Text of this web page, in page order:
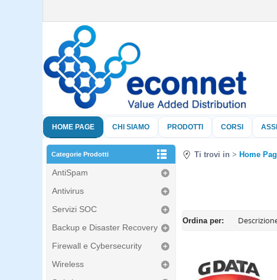
HOME PAGE CHI SIAMO PRODOTTI CORSI
Categorie Prodotti
AntiSpam
Antivirus
Servizi SOC
Backup e Disaster Recovery
Firewall e Cybersecurity
Wireless
Ti trovi in Home
Ordina per: